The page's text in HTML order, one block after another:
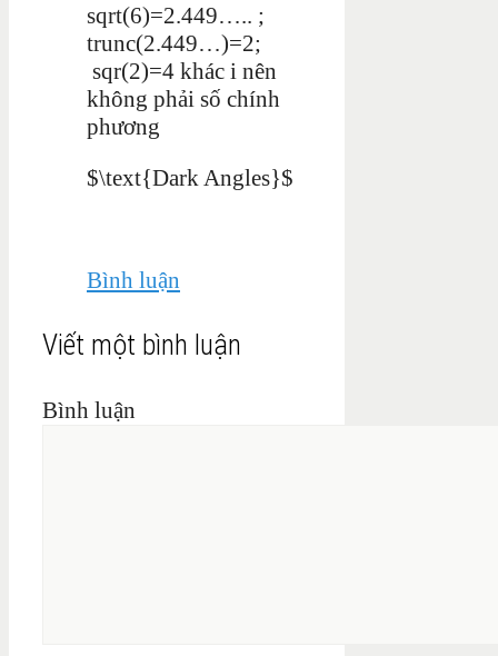
sqrt(6)=2.449….. ;
trunc(2.449…)=2;
sqr(2)=4 khác i nên
không phải số chính
phương
$\text{Dark Angles}$
Bình luận
Viết một bình luận
Bình luận